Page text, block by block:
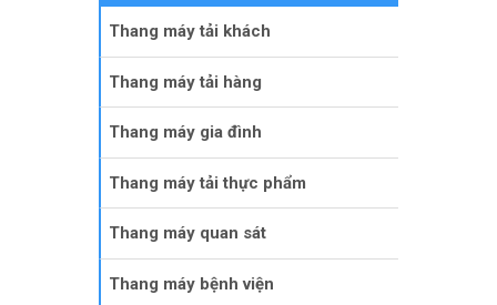
Thang máy tải khách
Thang máy tải hàng
Thang máy gia đình
Thang máy tải thực phẩm
Thang máy quan sát
Thang máy bệnh viện